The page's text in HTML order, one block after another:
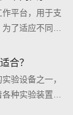
平台，用于支
了适应不同实
行调整和改
以根据实验需
合？
验设备之一，
种实验装置、
作的重要功